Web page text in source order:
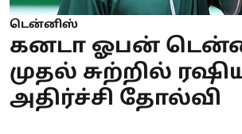
டென்னிஸ்
கனடா ஓபன்
முதல் சுற்றில்
அதிர்ச்சி தோல்வி